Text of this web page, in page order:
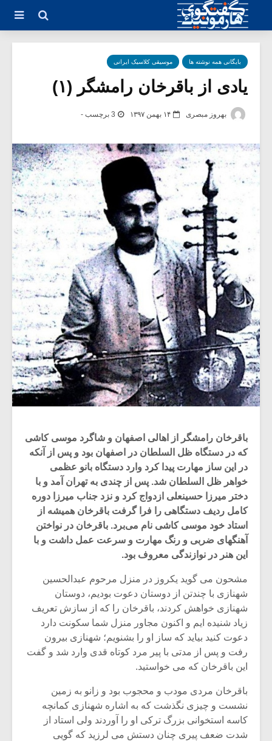
بایگانی همه نوشته ها موسیقی کلاسیک ایرانی
یادی از باقرخان رامشگر (۱)
بهروز مبصری ۱۴ بهمن ۱۳۹۷ 3 برچسب -
باقرخان رامشگر از اهالی اصفهان و شاگرد موسی کاشی
که در دستگاه ظل السلطان در اصفهان بود و پس از آنکه
در این ساز مهارت پیدا کرد وارد دستگاه بانو عظمی
خواهر ظل السلطان شد. پس از چندی به تهران آمد و با
دختر میرزا حسینعلی ازدواج کرد و نزد جناب میرزا دوره
کامل ردیف دستگاهی را فرا گرفت باقرخان همیشه از
استاد خود موسی کاشی نام می‌برد. باقرخان در نواختن
آهنگهای ضربی و رنگ مهارت و سرعت عمل داشت و با
این هنر در نوازندگی معروف بود.
مشحون می گوید یکروز در منزل مرحوم عبدالحسین
شهنازی با چندتن از دوستان دعوت بودیم، دوستان
شهنازی خواهش کردند، باقرخان را که از سازش تعریف
زیاد شنیده ایم و اکنون مجاور منزل شما سکونت دارد
دعوت کنید بیاید که ساز او را بشنویم؛ شهنازی بیرون
رفت و پس از مدتی با پیر مرد کوتاه قدی وارد شد و گفت
این باقرخان که می خواستید.
باقرخان مردی مودب و محجوب بود و زانو به زمین
نشست و چیزی نگذشت که به اشاره شهنازی کمانچه
کاسه استخوانی بزرگ ترکی او را آوردند ولی استاد از
شدت ضعف پیری چنان دستش می لرزید که گویی
میکلوش روژا